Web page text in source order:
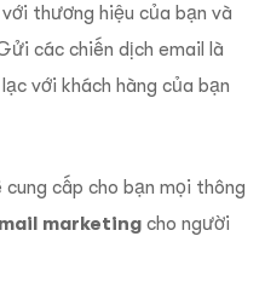
thương hiệu của bạn và
các chiến dịch email là
với khách hàng của bạn
cấp cho bạn mọi thông
marketing cho người